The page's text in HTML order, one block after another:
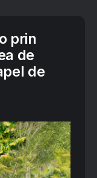
prin
de
de